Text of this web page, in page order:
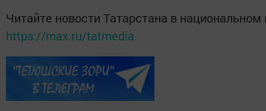
Читайте новости Татарстана в
https://max.ru/tatmedia